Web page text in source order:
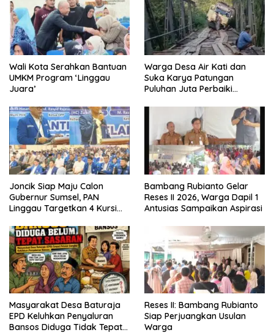
Wali Kota Serahkan Bantuan
UMKM Program ‘Linggau
Juara’
Warga Desa Air Kati dan
Suka Karya Patungan
Puluhan Juta Perbaiki
Joncik Siap Maju Calon
Gubernur Sumsel, PAN
Linggau Targetkan 4 Kursi
Bambang Rubianto Gelar
Reses II 2026, Warga Dapil 1
Antusias Sampaikan Aspirasi
Masyarakat Desa Baturaja
EPD Keluhkan Penyaluran
Bansos Diduga Tidak Tepat
Reses II: Bambang Rubianto
Siap Perjuangkan Usulan
Warga